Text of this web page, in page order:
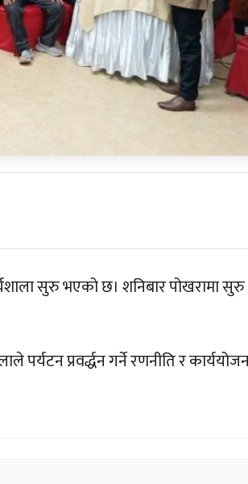
सुरु भएको छ। शनिबार पोखरामा सुरु
पर्यटन प्रवर्द्धन गर्ने रणनीति र